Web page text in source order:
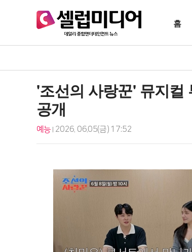
홈
'조선의 사랑꾼' 뮤지컬
공개
예능 2026. 06.05(금) 17:52